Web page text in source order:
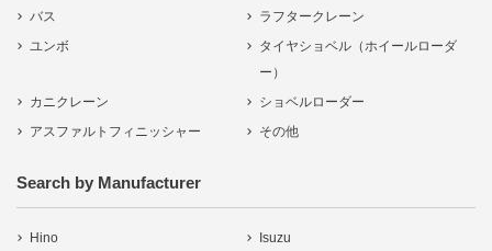
バス
ラフタークレーン
ユンボ
タイヤショベル（ホイールローダ
ー）
カニクレーン
ショベルローダー
アスファルトフィニッシャー
その他
Search by Manufacturer
Hino
Isuzu